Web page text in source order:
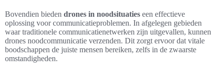
Bovendien bieden drones in noodsituaties een effectieve
oplossing voor communicatieproblemen. In afgelegen gebieden
waar traditionele communicatienetwerken zijn uitgevallen, kunnen
drones noodcommunicatie verzenden. Dit zorgt ervoor dat vitale
boodschappen de juiste mensen bereiken, zelfs in de zwaarste
omstandigheden.